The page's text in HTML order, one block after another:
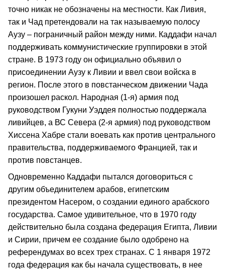
точно никак не обозначены на местности. Как Ливия,
так и Чад претендовали на так называемую полосу
Аузу – пограничный район между ними. Каддафи начал
поддерживать коммунистические группировки в этой
стране. В 1973 году он официально объявил о
присоединении Аузу к Ливии и ввел свои войска в
регион. После этого в повстанческом движении Чада
произошел раскол. Народная (1‑я) армия под
руководством Гукуни Уэддея полностью поддержала
ливийцев, а ВС Севера (2‑я армия) под руководством
Хиссена Хабре стали воевать как против центрального
правительства, поддерживаемого Францией, так и
против повстанцев.
Одновременно Каддафи пытался договориться с
другим объединителем арабов, египетским
президентом Насером, о создании единого арабского
государства. Самое удивительное, что в 1970 году
действительно была создана федерация Египта, Ливии
и Сирии, причем ее создание было одобрено на
референдумах во всех трех странах. С 1 января 1972
года федерация как бы начала существовать, в нее